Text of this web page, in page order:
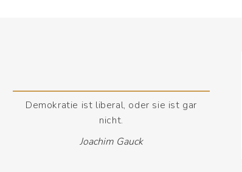
Demokratie ist liberal, oder sie ist gar
nicht.
Joachim Gauck